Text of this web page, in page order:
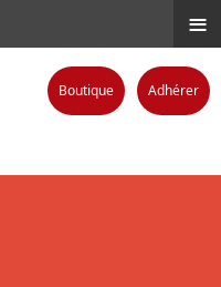
Boutique Adhérer
≡